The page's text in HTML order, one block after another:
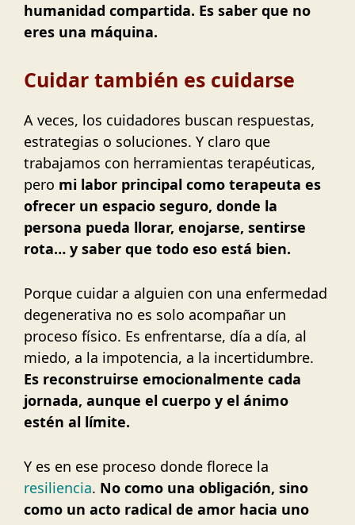
humanidad compartida. Es saber que no
eres una máquina.
Cuidar también es cuidarse
A veces, los cuidadores buscan respuestas,
estrategias o soluciones. Y claro que
trabajamos con herramientas terapéuticas,
pero mi labor principal como terapeuta es
ofrecer un espacio seguro, donde la
persona pueda llorar, enojarse, sentirse
rota… y saber que todo eso está bien.
Porque cuidar a alguien con una enfermedad
degenerativa no es solo acompañar un
proceso físico. Es enfrentarse, día a día, al
miedo, a la impotencia, a la incertidumbre.
Es reconstruirse emocionalmente cada
jornada, aunque el cuerpo y el ánimo
estén al límite.
Y es en ese proceso donde florece la
resiliencia. No como una obligación, sino
como un acto radical de amor hacia uno